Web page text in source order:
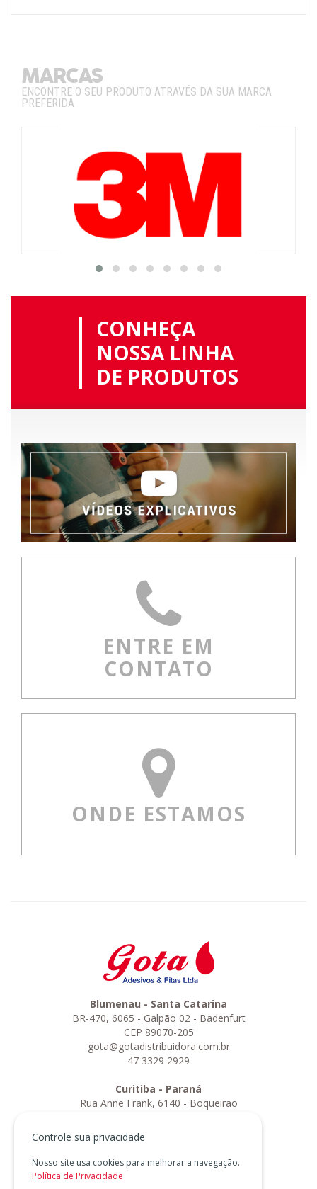
Controle sua privacidade
Nosso site usa cookies para melhorar a navegação.
Política de Privacidade
MARCAS
ENCONTRE O SEU PRODUTO ATRAVÉS DA SUA MARCA
PREFERIDA
CONHEÇA
NOSSA LINHA
DE PRODUTOS
ENTRE EM
CONTATO
ONDE ESTAMOS
Blumenau - Santa Catarina
BR-470, 6065 - Galpão 02 - Badenfurt
CEP 89070-205
gota@gotadistribuidora.com.br
47 3329 2929
Curitiba - Paraná
Rua Anne Frank, 6140 - Boqueirão
curitiba@gotadistribuidora.com.br
41 3155 8111
Gota Adesivos e Fitas Ltda